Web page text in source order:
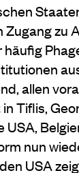
Zugang zu
allen
Tiflis,
USA,
nun
USA